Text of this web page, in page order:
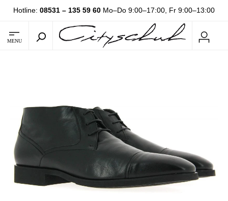
Hotline: 08531 – 135 59 60 Mo–Do 9:00–17:00, Fr 9:00–13:00
MENU